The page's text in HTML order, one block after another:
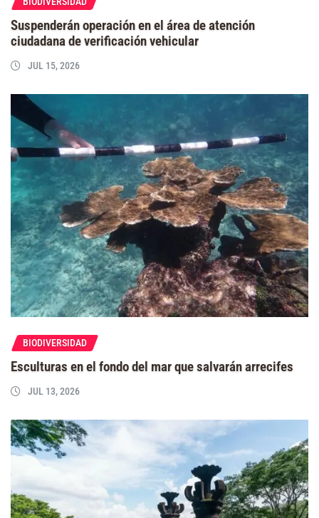
Suspenderán operación en el área de atención
ciudadana de verificación vehicular
JUL 15, 2026
BIODIVERSIDAD
Esculturas en el fondo del mar que salvarán arrecifes
JUL 13, 2026